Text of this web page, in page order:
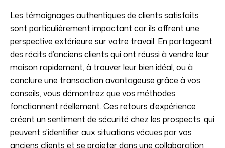
Les témoignages authentiques de clients satisfaits
sont particulièrement impactant car ils offrent une
perspective extérieure sur votre travail. En partageant
des récits d’anciens clients qui ont réussi à vendre leur
maison rapidement, à trouver leur bien idéal, ou à
conclure une transaction avantageuse grâce à vos
conseils, vous démontrez que vos méthodes
fonctionnent réellement. Ces retours d’expérience
créent un sentiment de sécurité chez les prospects, qui
peuvent s’identifier aux situations vécues par vos
anciens clients et se projeter dans une collaboration